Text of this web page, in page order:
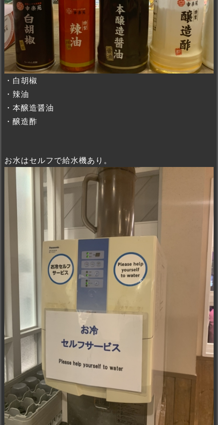
・白胡椒
・辣油
・本醸造醤油
・醸造酢
お水はセルフで給水機あり。